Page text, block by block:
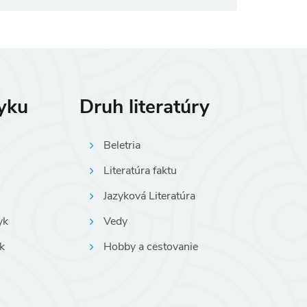
Druh literatúry
Beletria
Literatúra faktu
Jazyková Literatúra
Vedy
Hobby a cestovanie